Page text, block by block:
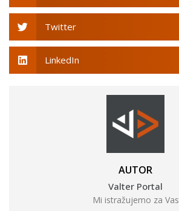
Twitter
LinkedIn
AUTOR
Valter Portal
Mi istražujemo za Vas